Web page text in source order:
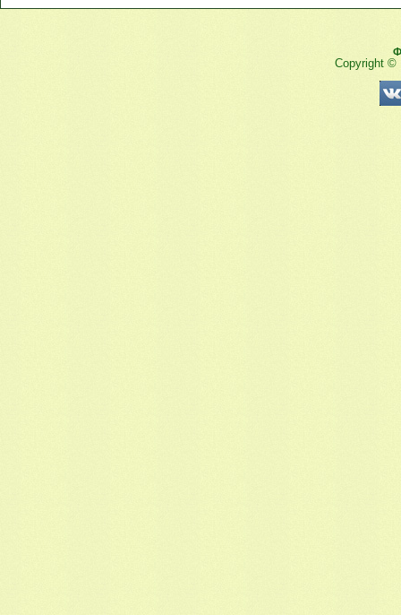
Copyright ©